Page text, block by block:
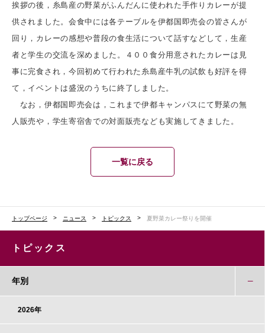
挨拶の後，糸島産の野菜がふんだんに使われた手作りカレーが提
供されました。会食中には各テーブルを伊都国即売会の皆さんが
回り，カレーの感想や普段の食生活について話すなどして，生産
者と学生の交流を深めました。４００食分用意されたカレーは見
事に完食され，今回初めて行われた糸島産牛乳の試飲も好評を得
て，イベントは盛況のうちに終了しました。
なお，伊都国即売会は，これまで伊都キャンパスにて野菜の無
人販売や，学生寄宿舎での対面販売なども実施してきました。
一覧に戻る
トップページ ニュース トピックス 夏野菜カレー祭りを開催
トピックス
年別
2026年